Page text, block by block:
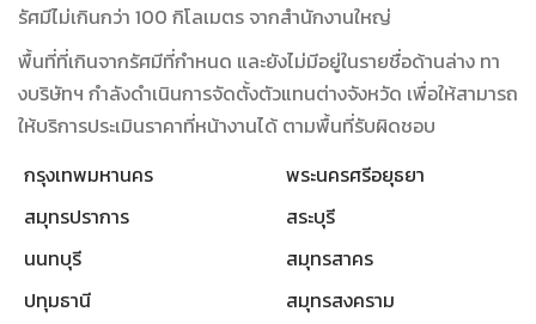
รัศมีไม่เกินกว่า 100 กิโลเมตร จากสำนักงานใหญ่
พื้นที่ที่เกินจากรัศมีที่กำหนด และยังไม่มีอยู่ในรายชื่อด้านล่าง ทา
งบริษัทฯ กำลังดำเนินการจัดตั้งตัวแทนต่างจังหวัด เพื่อให้สามารถ
ให้บริการประเมินราคาที่หน้างานได้ ตามพื้นที่รับผิดชอบ
กรุงเทพมหานคร
พระนครศรีอยุธยา
สมุทรปราการ
สระบุรี
นนทบุรี
สมุทรสาคร
ปทุมธานี
สมุทรสงคราม